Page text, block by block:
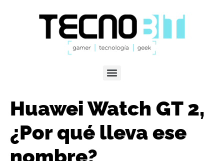
Huawei Watch GT 2,
¿Por qué lleva ese